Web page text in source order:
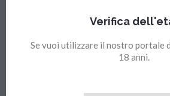
Copy Of J.Rose London
Verifica
Se vuoi utilizzare il nostro portale
18 anni.